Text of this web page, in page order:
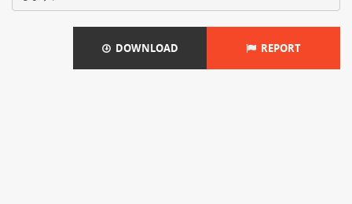
DOWNLOAD REPORT